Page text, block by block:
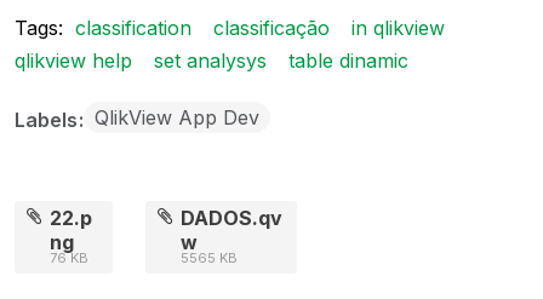
Tags: classification classificação
in qlikview
qlikview help
set analysys table dinamic
Labels QlikView App Dev
22.p
ng
76 KB
DADOS.qv
w
5565 KB